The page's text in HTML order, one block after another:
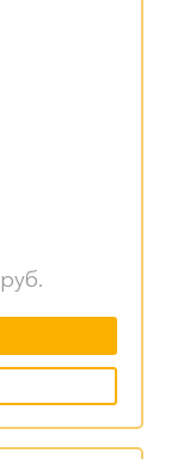
руб.